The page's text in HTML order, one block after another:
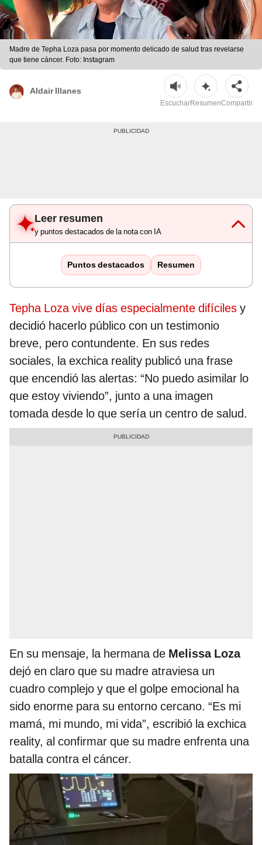
Madre de Tepha Loza pasa por momento delicado de salud tras revelarse
que tiene cáncer. Foto: Instagram
Aldair Illanes
EscucharResumenCompartir
Leer resumen
y puntos destacados de la nota con IA
Puntos destacados Resumen
Tepha Loza vive días especialmente difíciles y
decidió hacerlo público con un testimonio
breve, pero contundente. En sus redes
sociales, la exchica reality publicó una frase
que encendió las alertas: “No puedo asimilar lo
que estoy viviendo”, junto a una imagen
tomada desde lo que sería un centro de salud.
En su mensaje, la hermana de Melissa Loza
dejó en claro que su madre atraviesa un
cuadro complejo y que el golpe emocional ha
sido enorme para su entorno cercano. “Es mi
mamá, mi mundo, mi vida”, escribió la exchica
reality, al confirmar que su madre enfrenta una
batalla contra el cáncer.